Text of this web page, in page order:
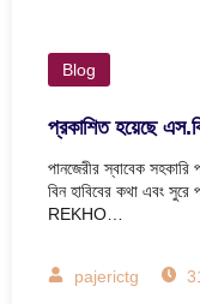
Blog
প্রকাশিত হয়েছে
পানজেরীর স্বাবেক সহকারি
বিন হাবিবের কথা এবং
REKHO…
pajerictg